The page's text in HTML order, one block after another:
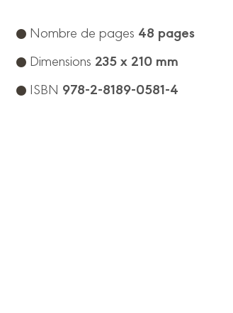
Nombre de pages 48 pages
Dimensions 235 x 210 mm
ISBN 978-2-8189-0581-4